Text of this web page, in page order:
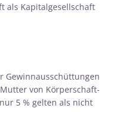
als Kapitalgesellschaft
Gewinnausschüttungen
von Körperschaft-
5 % gelten als nicht